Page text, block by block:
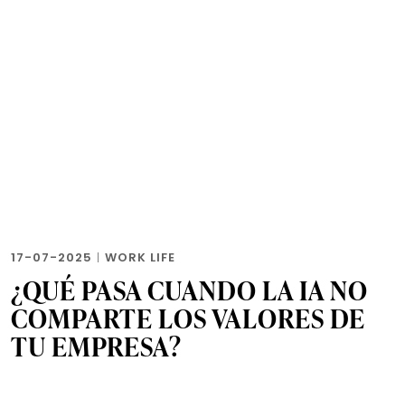
17-07-2025 | WORK LIFE
¿QUÉ PASA CUANDO LA IA NO
COMPARTE LOS VALORES DE
TU EMPRESA?